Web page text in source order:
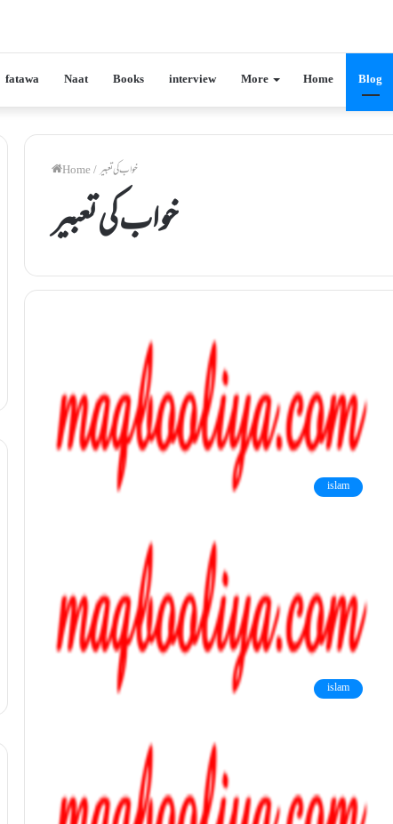
fatawa Naat Books interview More Home Blog
Home/خواب کی تعبیر
خواب کی تعبیر
islam
islam